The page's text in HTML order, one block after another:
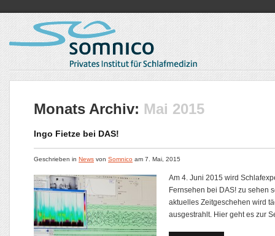
Monats Archiv: Mai 2015
Ingo Fietze bei DAS!
Geschrieben in News von Somnico am 7. Mai, 2015
Am 4. Juni 2015 wird
Fernsehen bei DAS! zu sehen
aktuelles Zeitgeschehen wird
ausgestrahlt. Hier geht es zur